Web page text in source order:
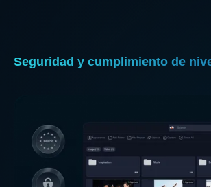
Seguridad y cumplimiento de